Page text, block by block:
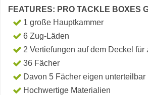
FEATURES: PRO TACKLE BOXES
1 große Hauptkammer
6 Zug-Läden
2 Vertiefungen auf dem Deckel für
36 Fächer
Davon 5 Fächer eigen unterteilbar
Hochwertige Materialien